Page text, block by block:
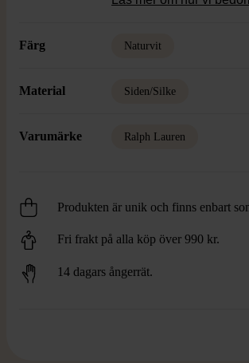
Färg Naturvit
Material Siden/Silke
Varumärke Ralph Lauren
Produkten är unik och finns enbart
Fri frakt på alla köp över 990 kr.
14 dagars ångerrät.